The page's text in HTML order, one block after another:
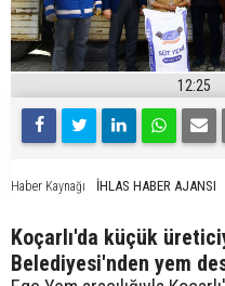
12:25
Haber Kaynağı İHLAS HABER AJANSI
Koçarlı'da küçük
Belediyesi'nden yem